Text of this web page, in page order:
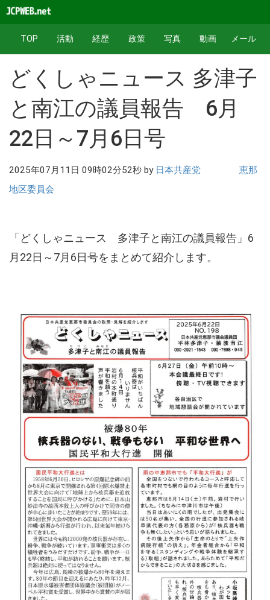
TOP 活動 経歴 政策 写真 動画 メール
どくしゃニュース 多津子
と南江の議員報告 6月
22日～7月6日号
2025年07月11日 09時02分52秒 by 日本共産党 恵那
地区委員会
「どくしゃニュース 多津子と南江の議員報告」6
月22日～7月6日号をまとめて紹介します。